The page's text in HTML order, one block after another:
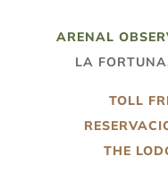
ARENAL
LA
TOLL
THE